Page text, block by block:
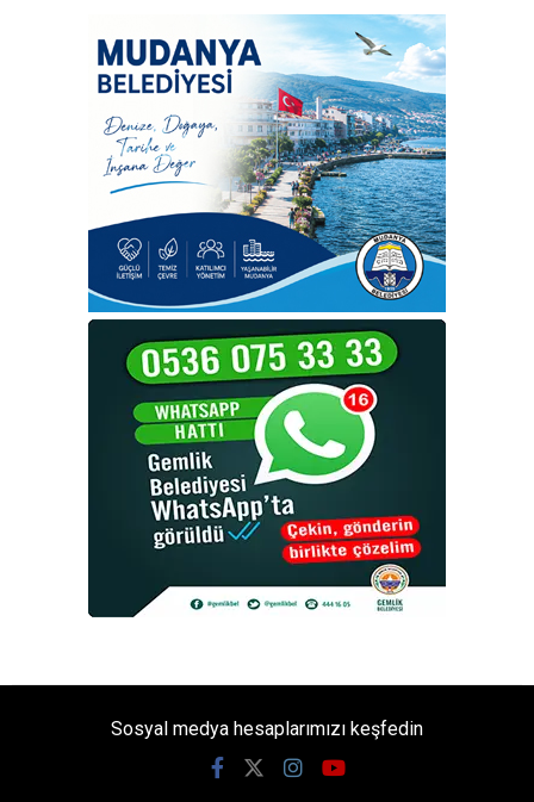
Sosyal medya hesaplarımızı keşfedin